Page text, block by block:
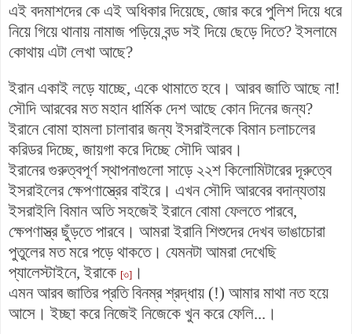
এই বদমাশদের কে এই অধিকার দিয়েছে, জোর করে পুলিশ দিয়ে ধরে
নিয়ে গিয়ে থানায় নামাজ পড়িয়ে বন্ড সই দিয়ে ছেড়ে দিতে? ইসলামে
কোথায় এটা লেখা আছে?
ইরান একাই লড়ে যাচ্ছে, একে থামাতে হবে। আরব জাতি আছে না!
সৌদি আরবের মত মহান ধার্মিক দেশ আছে কোন দিনের জন্য?
ইরানে বোমা হামলা চালাবার জন্য ইসরাইলকে বিমান চলাচলের
করিডর দিচ্ছে, জায়গা করে দিচ্ছে সৌদি আরব।
ইরানের গুরুত্বপূর্ণ স্থাপনাগুলো সাড়ে ২২শ কিলোমিটারের দূরুত্বে
ইসরাইলের ক্ষেপণাস্ত্রের বাইরে। এখন সৌদি আরবের বদান্যতায়
ইসরাইলি বিমান অতি সহজেই ইরানে বোমা ফেলতে পারবে,
ক্ষেপণাস্ত্র ছুঁড়তে পারবে। আমরা ইরানি শিশুদের দেখব ভাঙাচোরা
পুতুলের মত মরে পড়ে থাকতে। যেমনটা আমরা দেখেছি
প্যালেস্টাইনে, ইরাকে [৩] ।
এমন আরব জাতির প্রতি বিনম্র শ্রদ্ধায় (!) আমার মাথা নত হয়ে
আসে। ইচ্ছা করে নিজেই নিজেকে খুন করে ফেলি...।